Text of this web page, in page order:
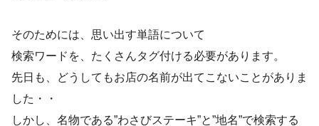
そのためには、思い出す単語について
検索ワードを、たくさんタグ付ける必要があります。
先日も、どうしてもお店の名前が出てこないことがありま
した・・
しかし、名物である”わさびステーキ”と”地名”で検索する